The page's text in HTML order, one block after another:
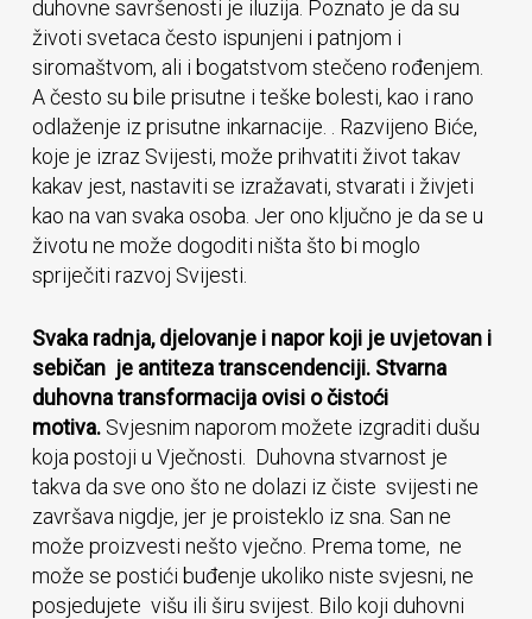
duhovne savršenosti je iluzija. Poznato je da su
životi svetaca često ispunjeni i patnjom i
siromaštvom, ali i bogatstvom stečeno rođenjem.
A često su bile prisutne i teške bolesti, kao i rano
odlaženje iz prisutne inkarnacije. . Razvijeno Biće,
koje je izraz Svijesti, može prihvatiti život takav
kakav jest, nastaviti se izražavati, stvarati i živjeti
kao na van svaka osoba. Jer ono ključno je da se u
životu ne može dogoditi ništa što bi moglo
spriječiti razvoj Svijesti.
Svaka radnja, djelovanje i napor koji je uvjetovan i
sebičan je antiteza transcendenciji. Stvarna
duhovna transformacija ovisi o čistoći
motiva. Svjesnim naporom možete izgraditi dušu
koja postoji u Vječnosti. Duhovna stvarnost je
takva da sve ono što ne dolazi iz čiste svijesti ne
završava nigdje, jer je proisteklo iz sna. San ne
može proizvesti nešto vječno. Prema tome, ne
može se postići buđenje ukoliko niste svjesni, ne
posjedujete višu ili širu svijest. Bilo koji duhovni